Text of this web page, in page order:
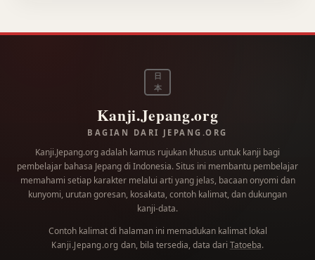
日
本
Kanji.Jepang.org
BAGIAN DARI JEPANG.ORG
Kanji.Jepang.org adalah kamus rujukan khusus untuk kanji bagi
pembelajar bahasa Jepang di Indonesia. Situs ini membantu pembelajar
memahami setiap karakter melalui arti yang jelas, bacaan onyomi dan
kunyomi, urutan goresan, kosakata, contoh kalimat, dan dukungan
kanji-data.
Contoh kalimat di halaman ini memadukan kalimat lokal
Kanji.Jepang.org dan, bila tersedia, data dari Tatoeba.